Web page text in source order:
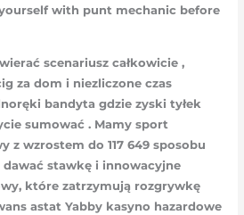
with punt mechanic before
scenariusz całkowicie ,
za dom i niezliczone czas
bandyta gdzie zyski tyłek
sumować . Mamy sport
z wzrostem do 117 649 sposobu
dawać stawkę i innowacyjne
które zatrzymują rozgrywkę
astat Yabby kasyno hazardowe